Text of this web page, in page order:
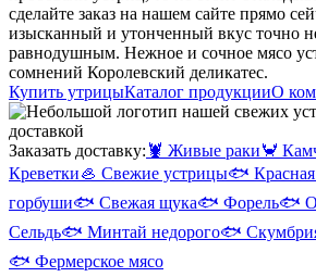
сделайте заказ на нашем сайте прямо
изысканный и утонченный вкус точно
равнодушным. Нежное и сочное мясо
сомнений Королевский деликатес.
Купить утрицыКаталог продукцииО
Заказать доставку: 🦞 Живые раки🦀
Креветки🦪 Свежие устрицы🐟
горбуши🐟 Свежая щука🐟 Форель🐟
Сельдь🐟 Минтай недорого🐟
🐟 Фермерское мясо